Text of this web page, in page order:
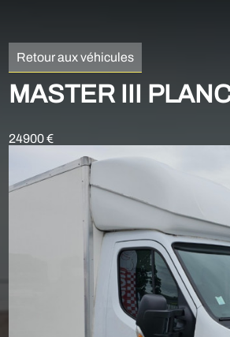
Retour aux véhicules
MASTER III
24900 €